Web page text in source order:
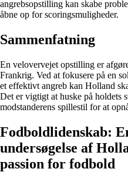
angrebsopstilling kan skabe
åbne op for scoringsmuligheder.
Sammenfatning
En velovervejet opstilling er
Frankrig. Ved at fokusere på en
et effektivt angreb kan Holland
Det er vigtigt at huske på holdets
modstanderens spillestil for at
Fodboldlidenskab:
undersøgelse af
passion for fodbold